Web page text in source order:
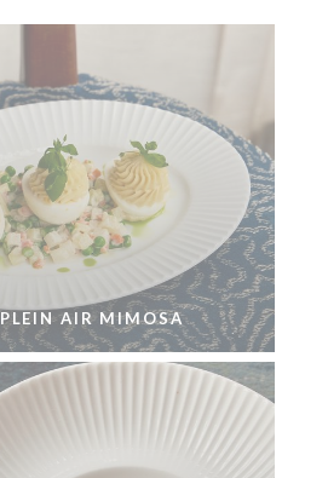
AIR MIMOSA